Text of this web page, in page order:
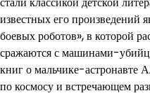
известных его произведений
боевых роботов», в которой
сражаются с машинами-
книг о мальчике-астронавте
по космосу и встречающем